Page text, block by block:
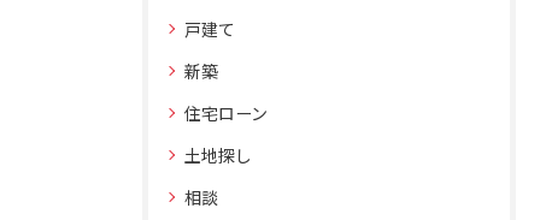
戸建て
新築
住宅ローン
土地探し
相談